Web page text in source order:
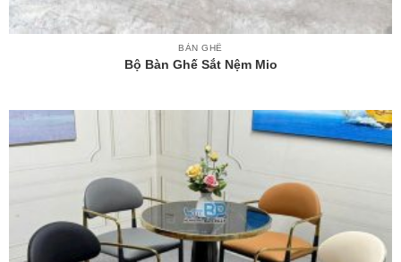
BÀN GHẾ
Bộ Bàn Ghế Sắt Nệm Mio